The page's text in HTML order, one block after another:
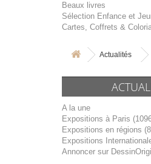
Beaux livres
Sélection Enfance et
Cartes, Coffrets &
Actualités
A la une
Expositions à Paris
Expositions en régions
Expositions
Annoncer sur